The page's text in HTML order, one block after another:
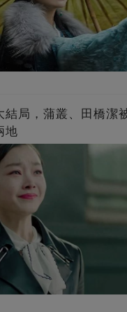
結局，蒲叢、田橋潔
地